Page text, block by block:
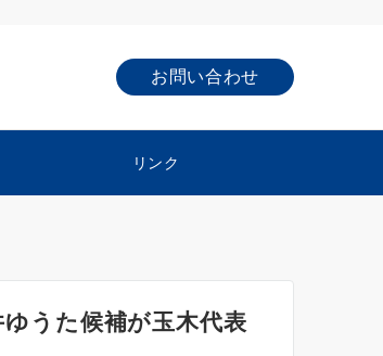
お問い合わせ
リンク
うた候補が玉木代表